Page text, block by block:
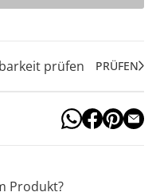
prüfen PRÜFEN
Produkt?